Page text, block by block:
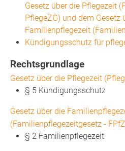
Gesetz über die Pflegezeit
PflegeZG) und dem Gesetz
Familienpflegezeit
Kündigungsschutz für
Rechtsgrundlage
Gesetz über die Pflegezeit
§ 5 Kündigungsschutz
Gesetz über die
(Familienpflegezeitgesetz -
§ 2 Familienpflegezeit